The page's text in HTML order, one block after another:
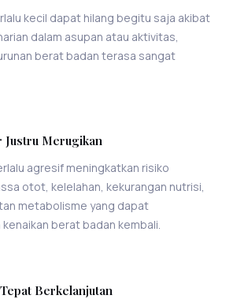
kecil dapat hilang begitu saja akibat
dalam asupan atau aktivitas,
berat badan terasa sangat
Justru Merugikan
agresif meningkatkan risiko
otot, kelelahan, kekurangan nutrisi,
metabolisme yang dapat
berat badan kembali.
Berkelanjutan